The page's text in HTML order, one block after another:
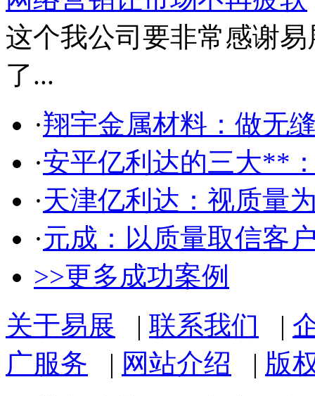
这个我公司要非常感谢
了...
·翔宇金属材料：做无
·安平亿利达的三大**
·天津亿利达：视质量
·元成：以质量取信客
>>更多成功案例
关于易展 | 联系我们 |
广服务 | 网站介绍 | 版